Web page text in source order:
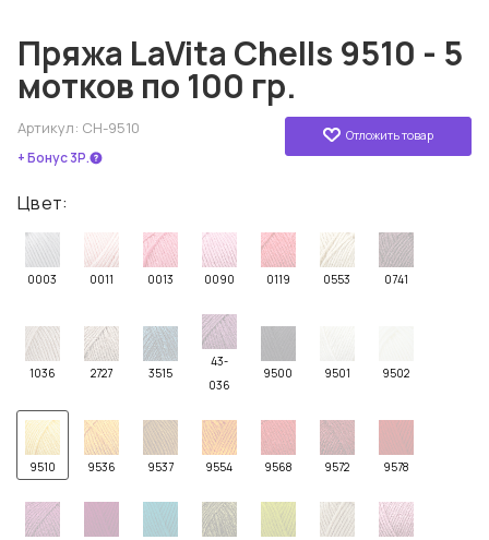
Пряжа LaVita Chells 9510 - 5
мотков по 100 гр.
Отложить товар
Артикул: CH-9510
+ Бонус 3Р.
Цвет:
0003 0011 0013 0090 0119 0553 0741
1036 2727 3515
43-
036
9500 9501 9502
9510 9536 9537 9554 9568 9572 9578